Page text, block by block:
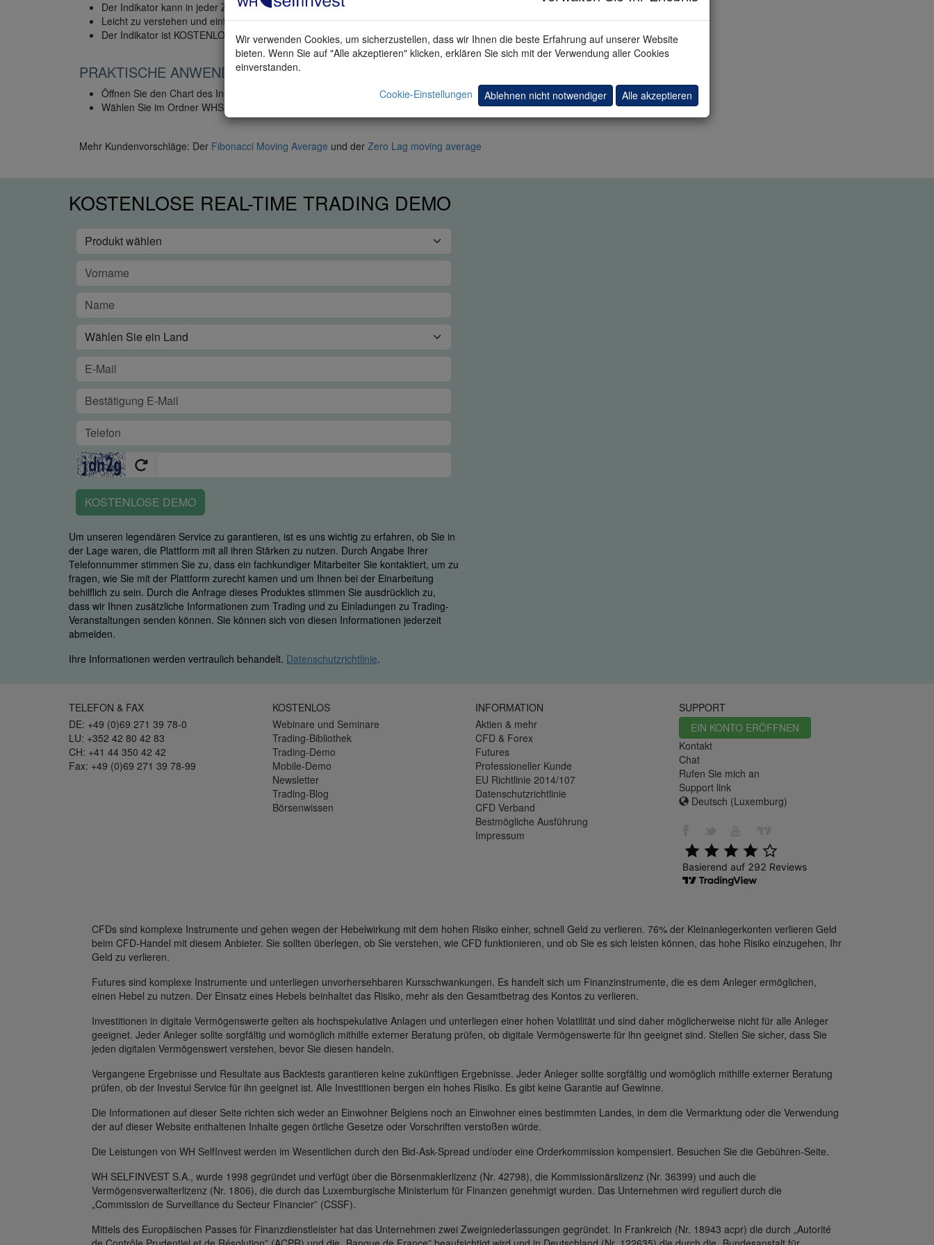
Der Indikator kann in jeder Zeiteinheit verwendet werden.
Leicht zu verstehen und einfach zu benutzen.
Der Indikator ist KOSTENLOS.
PRAKTISCHE ANWENDUNG
Öffnen Sie den Chart des Instruments, das Sie handeln möchten.
Wählen Sie im Ordner WHS Proposals den Indikator VIDYA.
Mehr Kundenvorschläge: Der Fibonacci Moving Average und der Zero Lag moving average
Wir verwenden Cookies, um sicherzustellen, dass wir Ihnen die beste Erfahrung auf unserer Website
bieten. Wenn Sie auf "Alle akzeptieren" klicken, erklären Sie sich mit der Verwendung aller Cookies
einverstanden.
Cookie-Einstellungen
Ablehnen nicht notwendiger Alle akzeptieren
KOSTENLOSE REAL-TIME TRADING DEMO
KOSTENLOSE DEMO
Um unseren legendären Service zu garantieren, ist es uns wichtig zu erfahren, ob Sie in
der Lage waren, die Plattform mit all ihren Stärken zu nutzen. Durch Angabe Ihrer
Telefonnummer stimmen Sie zu, dass ein fachkundiger Mitarbeiter Sie kontaktiert, um zu
fragen, wie Sie mit der Plattform zurecht kamen und um Ihnen bei der Einarbeitung
behilflich zu sein. Durch die Anfrage dieses Produktes stimmen Sie ausdrücklich zu,
dass wir Ihnen zusätzliche Informationen zum Trading und zu Einladungen zu Trading-
Veranstaltungen senden können. Sie können sich von diesen Informationen jederzeit
abmelden.
Ihre Informationen werden vertraulich behandelt. Datenschutzrichtlinie.
TELEFON & FAX
DE: +49 (0)69 271 39 78-0
LU: +352 42 80 42 83
CH: +41 44 350 42 42
Fax: +49 (0)69 271 39 78-99
KOSTENLOS
Webinare und Seminare
Trading-Bibliothek
Trading-Demo
Mobile-Demo
Newsletter
Trading-Blog
Börsenwissen
INFORMATION
Aktien & mehr
CFD & Forex
Futures
Professioneller Kunde
EU Richtlinie 2014/107
Datenschutzrichtlinie
CFD Verband
Bestmögliche Ausführung
Impressum
SUPPORT
EIN KONTO ERÖFFNEN
Kontakt
Chat
Rufen Sie mich an
Support link
Deutsch (Luxemburg)
CFDs sind komplexe Instrumente und gehen wegen der Hebelwirkung mit dem hohen Risiko einher, schnell Geld zu verlieren. 76% der Kleinanlegerkonten verlieren Geld
beim CFD-Handel mit diesem Anbieter. Sie sollten überlegen, ob Sie verstehen, wie CFD funktionieren, und ob Sie es sich leisten können, das hohe Risiko einzugehen, Ihr
Geld zu verlieren.
Futures sind komplexe Instrumente und unterliegen unvorhersehbaren Kursschwankungen. Es handelt sich um Finanzinstrumente, die es dem Anleger ermöglichen,
einen Hebel zu nutzen. Der Einsatz eines Hebels beinhaltet das Risiko, mehr als den Gesamtbetrag des Kontos zu verlieren.
Investitionen in digitale Vermögenswerte gelten als hochspekulative Anlagen und unterliegen einer hohen Volatilität und sind daher möglicherweise nicht für alle Anleger
geeignet. Jeder Anleger sollte sorgfältig und womöglich mithilfe externer Beratung prüfen, ob digitale Vermögenswerte für ihn geeignet sind. Stellen Sie sicher, dass Sie
jeden digitalen Vermögenswert verstehen, bevor Sie diesen handeln.
Vergangene Ergebnisse und Resultate aus Backtests garantieren keine zukünftigen Ergebnisse. Jeder Anleger sollte sorgfältig und womöglich mithilfe externer Beratung
prüfen, ob der Investui Service für ihn geeignet ist. Alle Investitionen bergen ein hohes Risiko. Es gibt keine Garantie auf Gewinne.
Die Informationen auf dieser Seite richten sich weder an Einwohner Belgiens noch an Einwohner eines bestimmten Landes, in dem die Vermarktung oder die Verwendung
der auf dieser Website enthaltenen Inhalte gegen örtliche Gesetze oder Vorschriften verstoßen würde.
Die Leistungen von WH SelfInvest werden im Wesentlichen durch den Bid-Ask-Spread und/oder eine Orderkommission kompensiert. Besuchen Sie die Gebühren-Seite.
WH SELFINVEST S.A., wurde 1998 gegründet und verfügt über die Börsenmaklerlizenz (Nr. 42798), die Kommissionärslizenz (Nr. 36399) und auch die
Vermögensverwalterlizenz (Nr. 1806), die durch das Luxemburgische Ministerium für Finanzen genehmigt wurden. Das Unternehmen wird reguliert durch die
„Commission de Surveillance du Secteur Financier” (CSSF).
Mittels des Europäischen Passes für Finanzdienstleister hat das Unternehmen zwei Zweigniederlassungen gegründet. In Frankreich (Nr. 18943 acpr) die durch „Autorité